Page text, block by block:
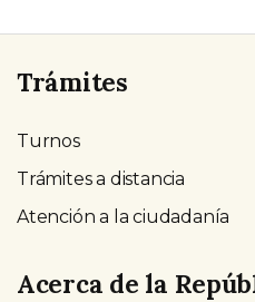
Trámites
Turnos
Trámites a distancia
Atención a la ciudadanía
Acerca de la